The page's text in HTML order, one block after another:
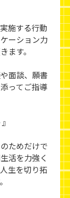
施する行動
ーション力
ます。
面談、願書
ってご指導
ためだけで
活を力強く
生を切り拓